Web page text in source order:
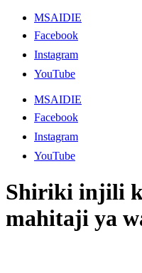
MSAIDIE
Facebook
Instagram
YouTube
MSAIDIE
Facebook
Instagram
YouTube
Shiriki injili
mahitaji ya